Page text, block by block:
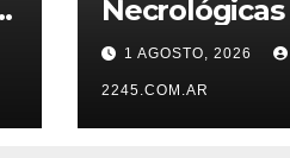
Necrológicas
1 AGOSTO, 2026
2245.COM.AR